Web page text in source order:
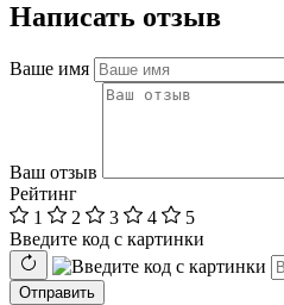
Написать отзыв
Ваше имя
Ваш отзыв
Рейтинг
1
2 3 4
5
Введите код с картинки
Отправить